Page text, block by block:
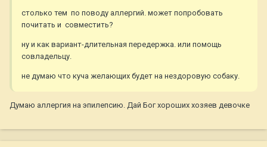
столько тем по поводу аллергий. может попробовать
почитать и совместить?
ну и как вариант-длительная передержка. или помощь
совладельцу.
не думаю что куча желающих будет на нездоровую собаку.
Думаю аллергия на эпилепсию. Дай Бог хороших хозяев девочке